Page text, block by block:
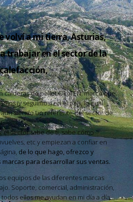
volví a mi tierra, Asturias,
trabajar en el sector de la
de pellet ÖkoFEN, marca que
(y seguimos) en el país, lo cual
aun siendo un referente del sector de
el sector sabe de ti, sabe cómo
etc y empiezan a confiar en
de lo que hago, ofrezco y
para desarrollar sus ventas.
equipos de las diferentes marcas
Soporte, comercial, administración,
ellos me ayudan en mi día a día.